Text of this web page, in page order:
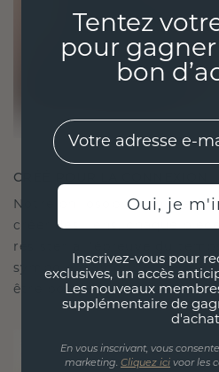
CRÉÉ POUR LA CONNEXION
Notre philosophie en
créer des liens, chaque
résister à l'épreuve du
symbole d'amour et de
être portée et chérie pour
Tentez
pour
bon
EMail
Oui, je
Inscrivez-vous pour
exclusives, un accès
Les nouveaux
supplémentaire de
En vous inscrivant, vous
marketing. Cliquez ici voor les